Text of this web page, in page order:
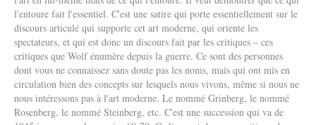
l'entoure fait l'essentiel. C'est une satire qui porte essentiellement sur le
discours articulé qui supporte cet art moderne, qui oriente les
spectateurs, et qui est donc un discours fait par les critiques – ces
critiques que Wolf énumère depuis la guerre. Ce sont des personnes
dont vous ne connaissez sans doute pas les noms, mais qui ont mis en
circulation bien des concepts sur lesquels nous vivons, même si nous ne
nous intéressons pas à l'art moderne. Le nommé Grinberg, le nommé
Rosenberg, le nommé Steinberg, etc. C'est une succession qui va de